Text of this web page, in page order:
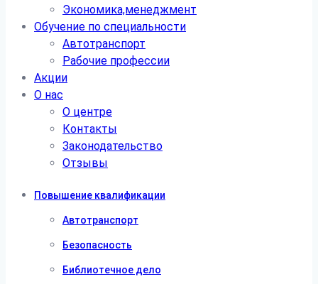
Экономика,менеджмент
Обучение по специальности
Автотранспорт
Рабочие профессии
Акции
О нас
О центре
Контакты
Законодательство
Отзывы
Повышение квалификации
Автотранспорт
Безопасность
Библиотечное дело